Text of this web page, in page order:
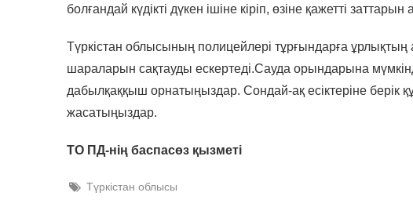
болғандай күдікті дүкен ішіне кіріп, өзіне қажетті
Түркістан облысының полицейлері тұрғындарға ұрлықтың
шараларын сақтауды ескертеді.Сауда орындарына
дабылқаққыш орнатыңыздар. Сондай-ақ есіктеріне берік
жасатыңыздар.
ТО ПД-нің баспасөз қызметі
Түркістан облысы